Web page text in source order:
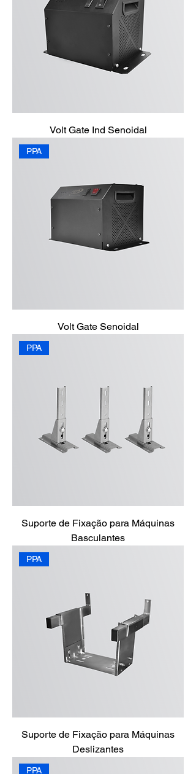
Volt Gate Ind Senoidal
PPA
Volt Gate Senoidal
PPA
Suporte de Fixação para Máquinas
Basculantes
PPA
Suporte de Fixação para Máquinas
Deslizantes
PPA